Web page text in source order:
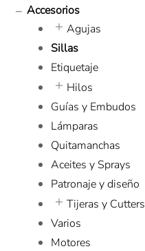
Accesorios
Agujas
Sillas
Etiquetaje
Hilos
Guías y Embudos
Lámparas
Quitamanchas
Aceites y Sprays
Patronaje y diseño
Tijeras y Cutters
Varios
Motores